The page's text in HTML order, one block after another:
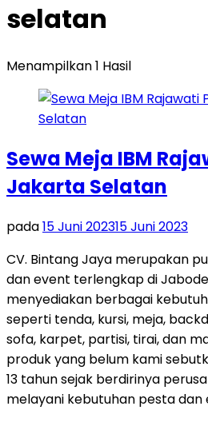
selatan
Menampilkan 1 Hasil
Sewa Meja IBM
Jakarta Selatan
pada15 Juni 202315 Juni 2023
CV. Bintang Jaya merupakan
dan event terlengkap di
menyediakan berbagai
seperti tenda, kursi, meja,
sofa, karpet, partisi, tirai, dan
produk yang belum kami
13 tahun sejak berdirinya
melayani kebutuhan pesta dan